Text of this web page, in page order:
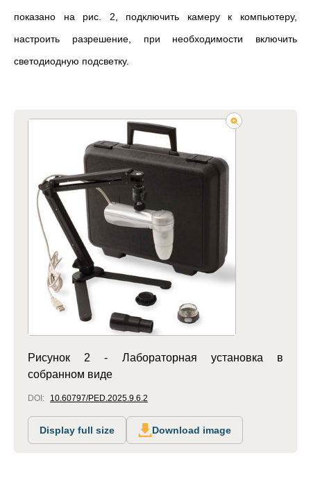
показано на рис. 2, подключить камеру к компьютеру,
настроить разрешение, при необходимости включить
светодиодную подсветку.
Рисунок 2 - Лабораторная установка в
собранном виде
DOI: 10.60797/PED.2025.9.6.2
Display full size Download image